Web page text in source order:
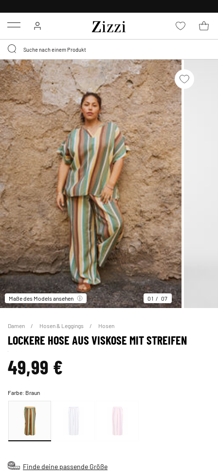
Menu
Maße des Models ansehen 01 07
Damen Hosen & Leggings Hosen
LOCKERE HOSE AUS VISKOSE MIT STREIFEN
49,99 €
Farbe: Braun
Finde deine passende Größe